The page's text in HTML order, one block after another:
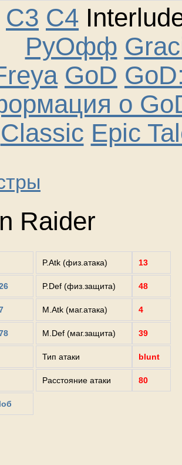
C3 C4
РуОфф
GoD
о
Classic Epic
Raider
P.Atk (физ.атака) 13
P.Def (физ.защита) 48
M.Atk (маг.атака) 4
M.Def (маг.защита) 39
Тип атаки blunt
Расстояние атаки 80